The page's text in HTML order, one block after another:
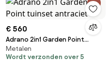
€ 560
Adrano 2in1 Garden Point
tuinset antraciet
Metalen
Wordt verzonden over 5